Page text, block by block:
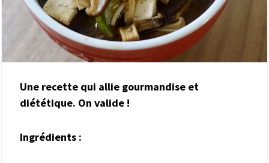
Une recette qui allie gourmandise et
diététique. On valide !
Ingrédients :